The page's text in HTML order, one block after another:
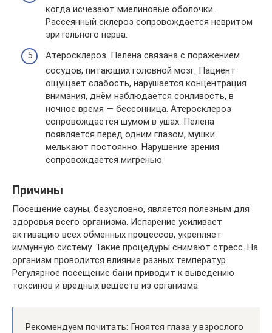
когда исчезают миелиновые оболочки.
Рассеянный склероз сопровождается невритом
зрительного нерва.
Атеросклероз. Пелена связана с поражением
сосудов, питающих головной мозг. Пациент
ощущает слабость, нарушается концентрация
внимания, днём наблюдается сонливость, в
ночное время — бессонница. Атеросклероз
сопровождается шумом в ушах. Пелена
появляется перед одним глазом, мушки
мелькают постоянно. Нарушение зрения
сопровождается мигренью.
Причины
Посещение сауны, безусловно, является полезным для
здоровья всего организма. Испарение усиливает
активацию всех обменных процессов, укрепляет
иммунную систему. Такие процедуры снимают стресс. На
организм проводится влияние разных температур.
Регулярное посещение бани приводит к выведению
токсинов и вредных веществ из организма.
Рекомендуем почитать: Гноятся глаза у взрослого